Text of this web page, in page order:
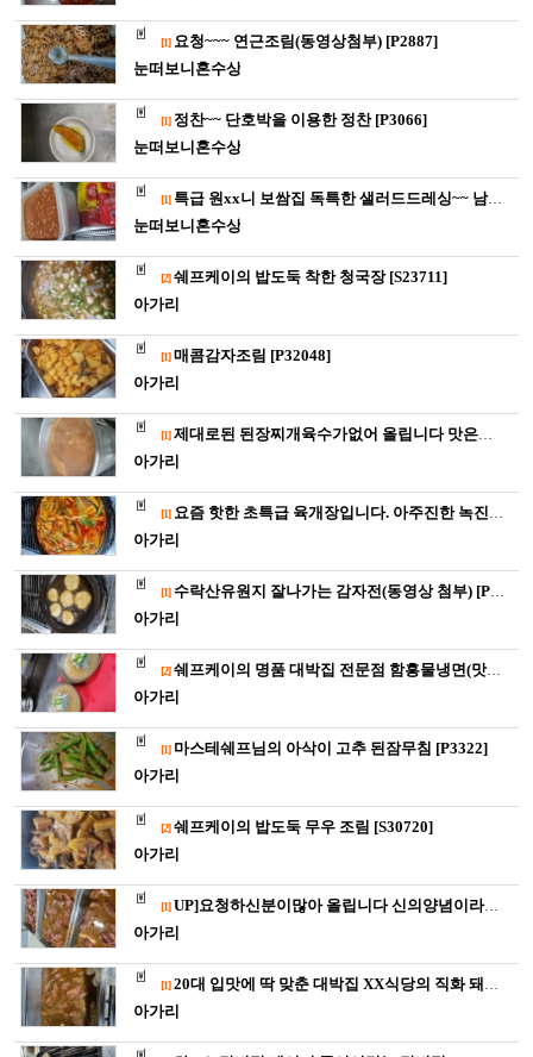
[1] 요청~~~ 연근조림(동영상첨부) [P2887]
눈떠보니혼수상태
[1] 정찬~~ 단호박을 이용한 정찬 [P3066]
눈떠보니혼수상태
[1] 특급 원xx니 보쌈집 독특한 샐러드드레싱~~ 남녀노소 누구나 좋…
눈떠보니혼수상태
[2] 쉐프케이의 밥도둑 착한 청국장 [S23711]
아가리
[1] 매콤감자조림 [P32048]
아가리
[1] 제대로된 된장찌개육수가없어 올립니다 맛은당연보장!!! [P0…
아가리
[1] 요즘 핫한 초특급 육개장입니다. 아주진한 녹진하고 칼칼한 맛(동…
아가리
[1] 수락산유원지 잘나가는 감자전(동영상 첨부) [P2950]
아가리
[2] 쉐프케이의 명품 대박집 전문점 함흥물냉면(맛보장) [S287…
아가리
[1] 마스테쉐프님의 아삭이 고추 된잠무침 [P3322]
아가리
[2] 쉐프케이의 밥도둑 무우 조림 [S30720]
아가리
[1] UP]요청하신분이많아 올립니다 신의양념이라불리는~~~ [P0…
아가리
[1] 20대 입맛에 딱 맞춘 대박집 XX식당의 직화 돼지갈비를 소개합…
아가리